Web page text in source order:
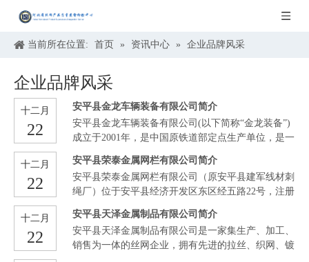
当前所在位置: 首页 » 资讯中心 » 企业品牌风采
企业品牌风采
十二月
22
安平县金龙车辆装备有限公司简介
安平县金龙车辆装备有限公司(以下简称“金龙装备”)
成立于2001年，是中国原铁道部定点生产单位，是一
家专注服务于交通轨道装备的企业，目前在全国轨道
交通行业车窗制造产品竞争力排名第一位。目前产品
有特种玻璃制品、水溶性涂料、车辆配件等三大主型
产品。是中车唐车、中车长客、中车青岛四方、中车
浦镇的主要供应商，还远销美国、韩国、日本、俄罗
斯等国际市场。
十二月
22
安平县荣泰金属网栏有限公司简介
安平县荣泰金属网栏有限公司（原安平县建军线材刺
绳厂）位于安平县经济开发区东区经五路22号，注册
资金5018万元，总投资9000多万元，拥有各种生产检
测设备50多台，可日产隔离栅30公里，日产刀刺滚笼
100多吨、双股刺铁丝120吨，日产格宾网15万平米。
十二月
22
安平县天泽金属制品有限公司简介
安平县天泽金属制品有限公司是一家集生产、加工、
销售为一体的丝网企业，拥有先进的拉丝、织网、镀